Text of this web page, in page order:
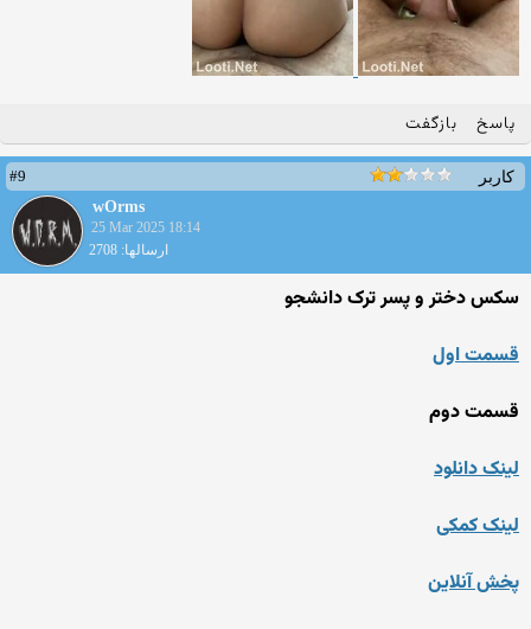
پاسخ بازگفت
کاربر
#9
wOrms
25 Mar 2025 18:14
ارسالها: 2708
سکس دختر و پسر ترک دانشجو
قسمت اول
قسمت دوم
لینک دانلود
لینک کمکی
پخش آنلاین